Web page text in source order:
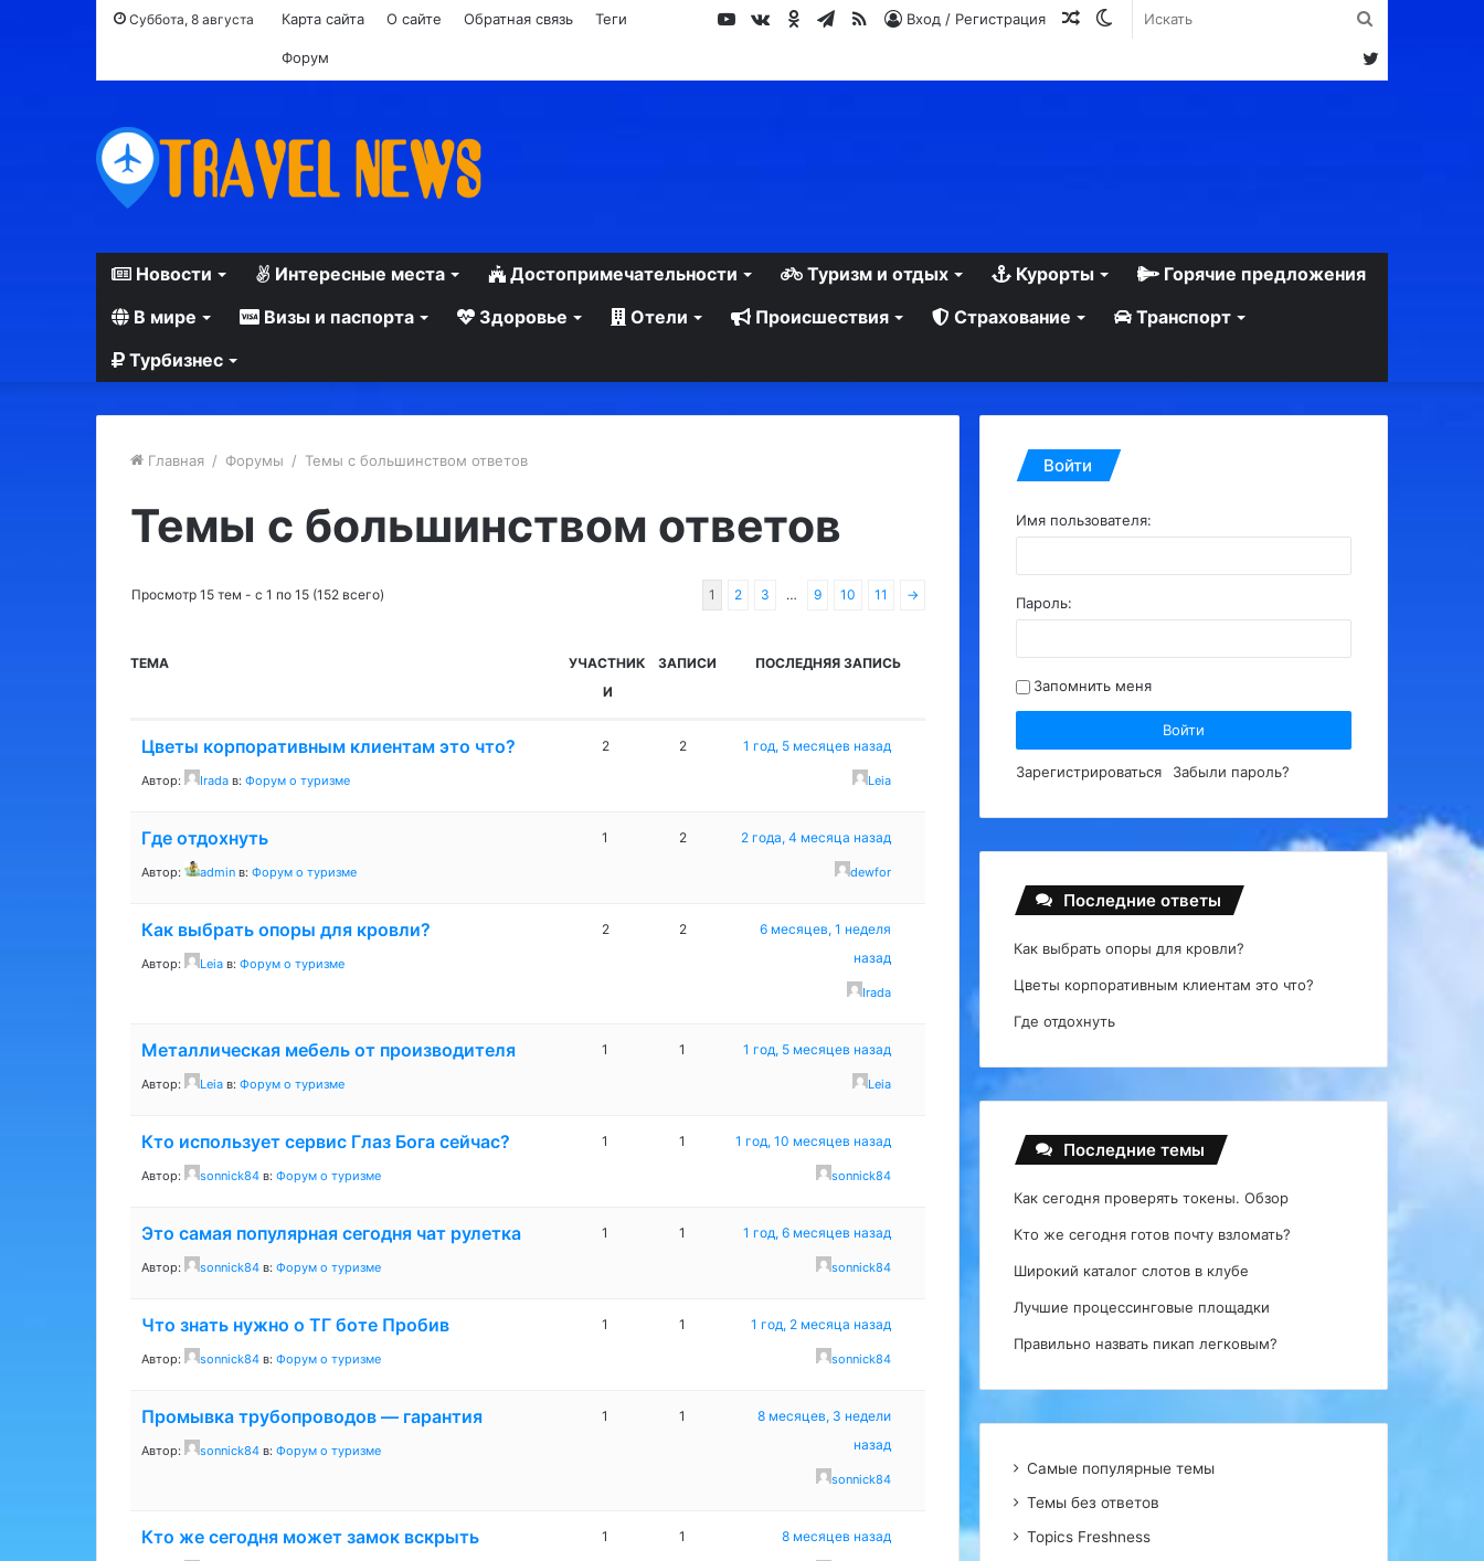
Суббота, 8 августа Карта сайта О сайте Обратная связь Теги
Форум
Switch
Случайная
Вход / Регистрация
RSS
Telegram
Одноклассники
vk.com
YouTube
Twitter
Новости Интересные места Достопримечательности Туризм и отдых Курорты
Горячие предложения
В мире
Визы и паспорта Здоровье Отели Происшествия Страхование
Транспорт
Турбизнес
Главная / Форумы / Темы с большинством ответов
Темы с большинством ответов
Просмотр 15 тем - с 1 по 15 (152 всего) 1 2 3 … 9 10 11 →
ТЕМА
УЧАСТНИК
И
ЗАПИСИ ПОСЛЕДНЯЯ ЗАПИСЬ
Цветы корпоративным клиентам это что?
Автор: Irada в: Форум о туризме
2 2 1 год, 5 месяцев назад
Leia
Где отдохнуть
Автор: admin в: Форум о туризме
1 2 2 года, 4 месяца назад
dewfor
Как выбрать опоры для кровли?
Автор: Leia в: Форум о туризме
2 2
6 месяцев, 1 неделя
назад
Irada
Металлическая мебель от производителя
Автор: Leia в: Форум о туризме
1 1 1 год, 5 месяцев назад
Leia
Кто использует сервис Глаз Бога сейчас?
Автор: sonnick84 в: Форум о туризме
1 1 1 год, 10 месяцев назад
sonnick84
Это самая популярная сегодня чат рулетка
Автор: sonnick84 в: Форум о туризме
1 1 1 год, 6 месяцев назад
sonnick84
Что знать нужно о ТГ боте Пробив
Автор: sonnick84 в: Форум о туризме
1 1 1 год, 2 месяца назад
sonnick84
Промывка трубопроводов — гарантия
Автор: sonnick84 в: Форум о туризме
1 1
8 месяцев, 3 недели
назад
sonnick84
Кто же сегодня может замок вскрыть 1 1 8 месяцев назад
Войти
Имя пользователя:
Пароль:
Запомнить меня
Войти
Зарегистрироваться Забыли пароль?
Последние ответы
Как выбрать опоры для кровли?
Цветы корпоративным клиентам это что?
Где отдохнуть
Последние темы
Как сегодня проверять токены. Обзор
Кто же сегодня готов почту взломать?
Широкий каталог слотов в клубе
Лучшие процессинговые площадки
Правильно назвать пикап легковым?
Самые популярные темы
Темы без ответов
Topics Freshness